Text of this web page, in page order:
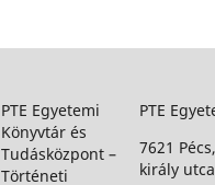
PTE Egyetemi
Könyvtár és
Tudásközpont –
Történeti
PTE
7621
király